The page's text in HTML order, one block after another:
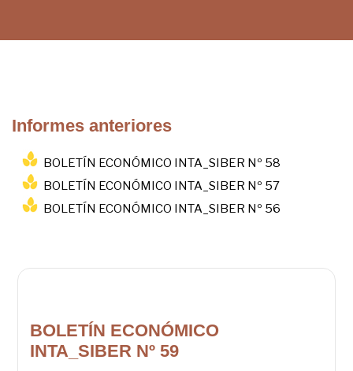
Informes anteriores
BOLETÍN ECONÓMICO INTA_SIBER Nº 58
BOLETÍN ECONÓMICO INTA_SIBER Nº 57
BOLETÍN ECONÓMICO INTA_SIBER Nº 56
BOLETÍN ECONÓMICO
INTA_SIBER Nº 59